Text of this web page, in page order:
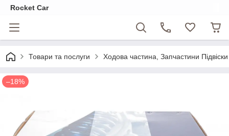
Rocket Car
Товари та послуги Ходова частина, Запчастини
–18%